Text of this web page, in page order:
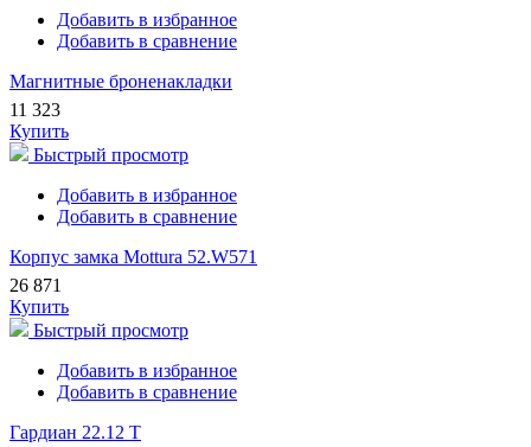
Добавить в избранное
Добавить в сравнение
Магнитные броненакладки
11 323
Купить
Быстрый просмотр
Добавить в избранное
Добавить в сравнение
Корпус замка Mottura 52.W571
26 871
Купить
Быстрый просмотр
Добавить в избранное
Добавить в сравнение
Гардиан 22.12 Т